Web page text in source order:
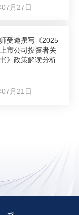
月27日
受邀撰写《2025
市公司投资者关
》政策解读分析
月21日